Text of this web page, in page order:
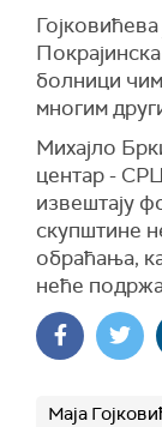
болници
многим
Михајло
центар -
извештају
скупштине
обраћања,
неће
Маја